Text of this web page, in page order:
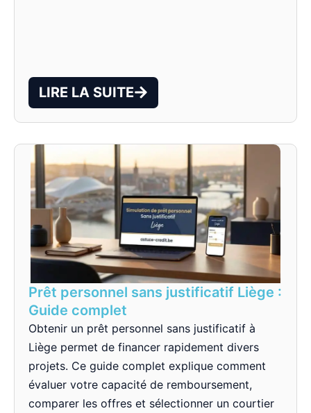
LIRE LA SUITE
Prêt personnel sans justificatif Liège :
Guide complet
Obtenir un prêt personnel sans justificatif à
Liège permet de financer rapidement divers
projets. Ce guide complet explique comment
évaluer votre capacité de remboursement,
comparer les offres et sélectionner un courtier